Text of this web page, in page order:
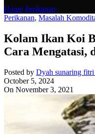
Home Perikanan
Perikanan, Masalah
Kolam Ikan Koi
Cara Mengatasi,
Posted by Dyah sunaring fitri
October 5, 2024
On November 3, 2021